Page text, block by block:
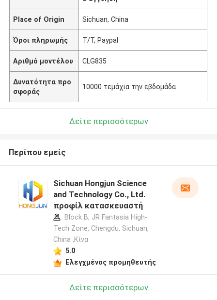
Place of Origin Sichuan, China
Όροι πληρωμής Τ/Τ, Paypal
Αριθμό μοντέλου CLG835
Δυνατότητα προ
σφοράς
10000 τεμάχια την εβδομάδα
Δείτε περισσότερων
Περίπου εμείς
Sichuan Hongjun Science
and Technology Co., Ltd.
προφίλ κατασκευαστή
Block B, JR Fantasia High-
Tech Zone, Chengdu, Sichuan,
China ,Κίνα
5.0
Ελεγχμένος προμηθευτής
Δείτε περισσότερων